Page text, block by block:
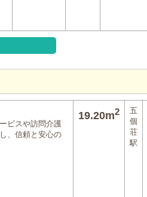
ビスや訪問介護
、信頼と安心の
19.20m2
五
個
荘
駅